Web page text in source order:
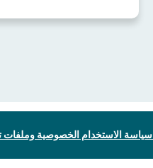
سياسة الاستخدام الخصوصية وملفات